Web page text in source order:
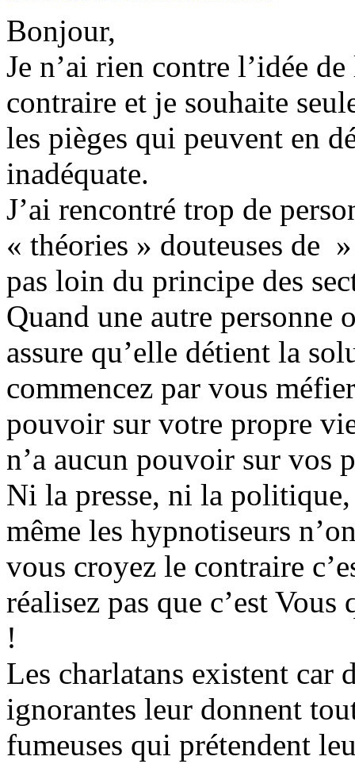
Bonjour,
Je n’ai rien contre l’idée
contraire et je souhaite
les pièges qui peuvent en
inadéquate.
J’ai rencontré trop de
« théories » douteuses de
pas loin du principe des
Quand une autre
assure qu’elle détient la
commencez par vous
pouvoir sur votre propre
n’a aucun pouvoir sur vos
Ni la presse, ni la
même les hypnotiseurs
vous croyez le contraire
réalisez pas que c’est
!
Les charlatans existent car
ignorantes leur donnent
fumeuses qui prétendent